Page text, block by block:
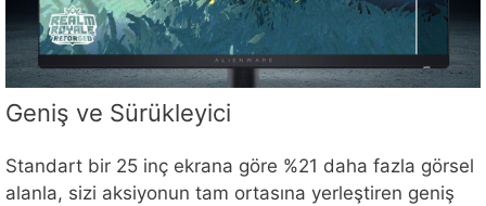
Geniş ve Sürükleyici
Standart bir 25 inç ekrana göre %21 daha fazla görsel
alanla, sizi aksiyonun tam ortasına yerleştiren geniş